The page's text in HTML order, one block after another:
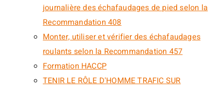
journalière des échafaudages de pied selon la
Recommandation 408
Monter, utiliser et vérifier des échafaudages
roulants selon la Recommandation 457
Formation HACCP
TENIR LE RÔLE D'HOMME TRAFIC SUR